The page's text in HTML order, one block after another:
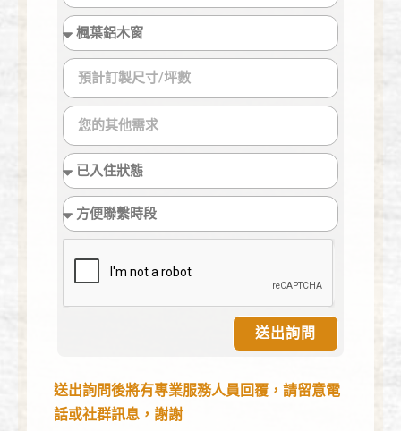
送出詢問
送出詢問後將有專業服務人員回覆，請留意電
話或社群訊息，謝謝